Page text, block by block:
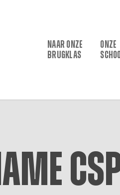
NAAR ONZE
BRUGKLAS
ONZE